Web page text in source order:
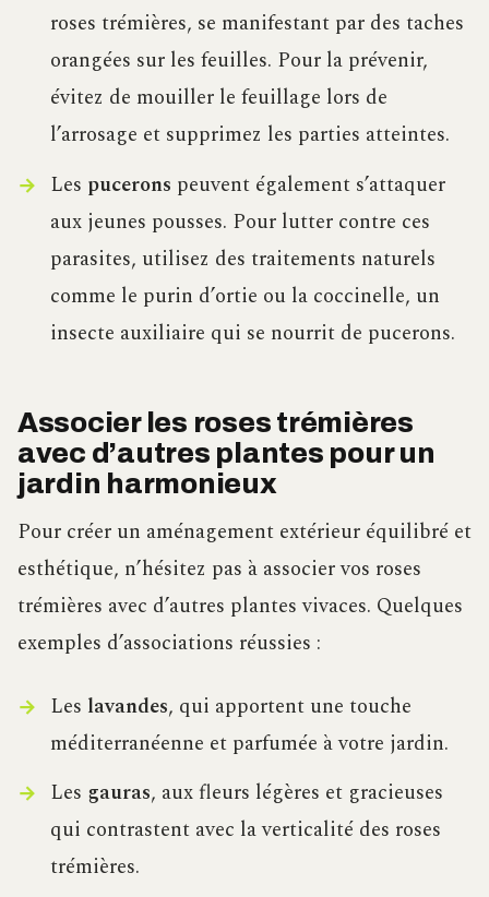
roses trémières, se manifestant par des taches
orangées sur les feuilles. Pour la prévenir,
évitez de mouiller le feuillage lors de
l’arrosage et supprimez les parties atteintes.
Les pucerons peuvent également s’attaquer
aux jeunes pousses. Pour lutter contre ces
parasites, utilisez des traitements naturels
comme le purin d’ortie ou la coccinelle, un
insecte auxiliaire qui se nourrit de pucerons.
Associer les roses trémières
avec d’autres plantes pour un
jardin harmonieux
Pour créer un aménagement extérieur équilibré et
esthétique, n’hésitez pas à associer vos roses
trémières avec d’autres plantes vivaces. Quelques
exemples d’associations réussies :
Les lavandes, qui apportent une touche
méditerranéenne et parfumée à votre jardin.
Les gauras, aux fleurs légères et gracieuses
qui contrastent avec la verticalité des roses
trémières.